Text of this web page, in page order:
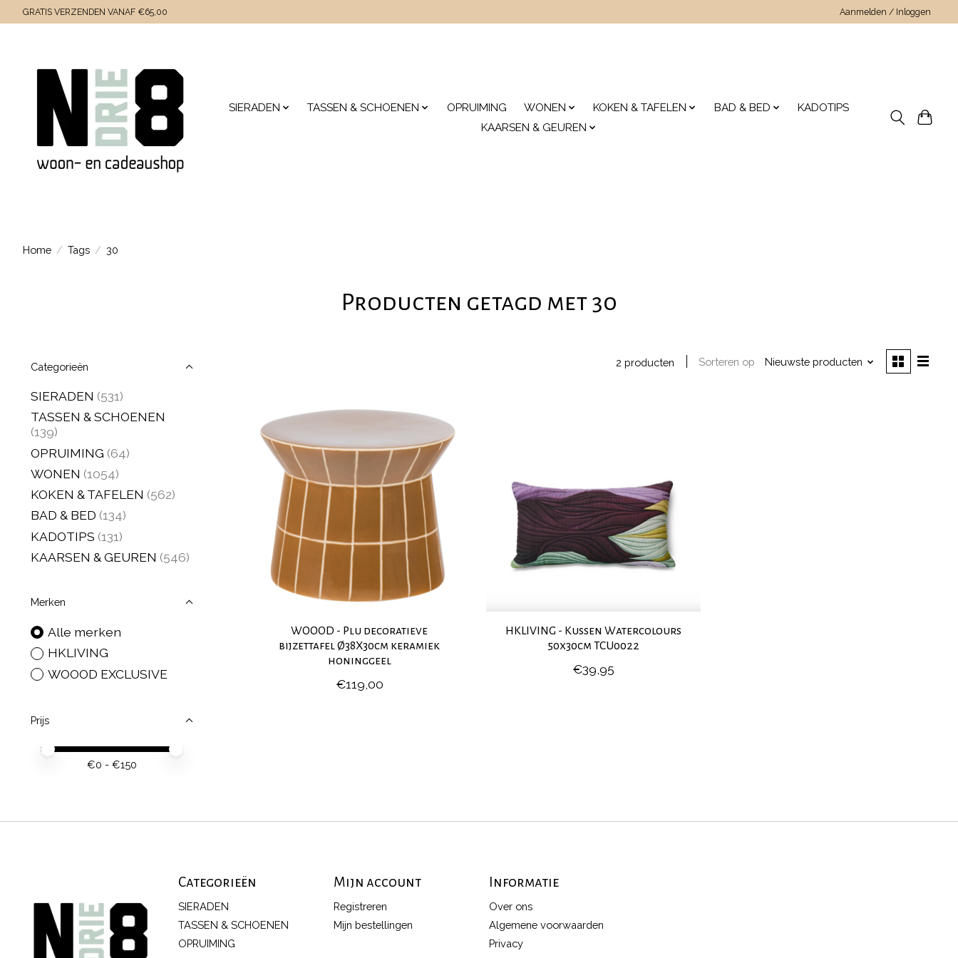
GRATIS VERZENDEN VANAF €65,00 Aanmelden / Inloggen
SIERADEN TASSEN & SCHOENEN OPRUIMING WONEN KOKEN & TAFELEN BAD & BED
KADOTIPS
KAARSEN & GEUREN
Home / Tags / 30
Producten getagd met 30
Categorieën
SIERADEN (531)
TASSEN & SCHOENEN
(139)
OPRUIMING (64)
WONEN (1054)
KOKEN & TAFELEN (562)
BAD & BED (134)
KADOTIPS (131)
KAARSEN & GEUREN (546)
Merken
Alle merken
HKLIVING
WOOOD EXCLUSIVE
Prijs
Minimale prijswaarde
Price maximum value
€0 - €150
2 producten Sorteren op Nieuwste producten
WOOOD - Plu decoratieve
bijzettafel Ø38X30cm keramiek
honinggeel
€119,00
HKLIVING - Kussen Watercolours
50x30cm TCU0022
€39,95
Categorieën
SIERADEN
TASSEN & SCHOENEN
OPRUIMING
Mijn account
Registreren
Mijn bestellingen
Informatie
Over ons
Algemene voorwaarden
Privacy